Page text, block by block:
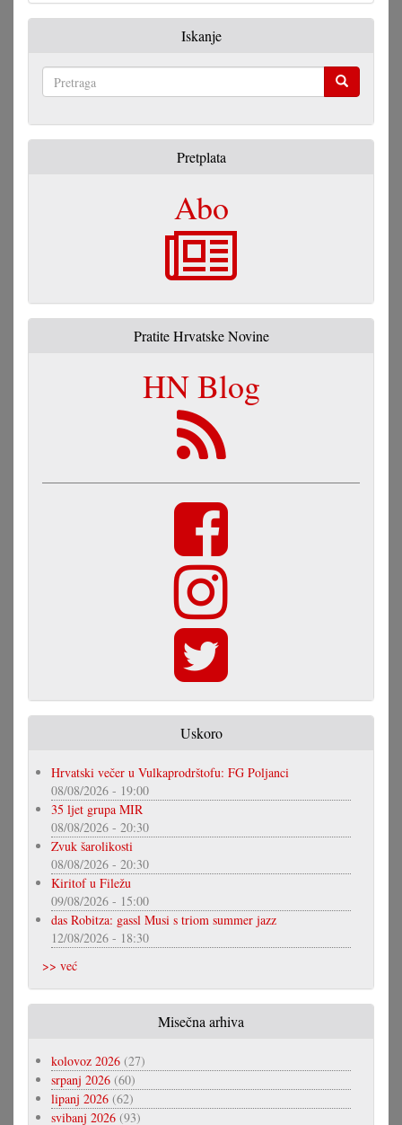
Iskanje
Pretplata
Abo
Pratite Hrvatske Novine
HN Blog
Uskoro
Hrvatski večer u Vulkaprodrštofu: FG Poljanci
08/08/2026 - 19:00
35 ljet grupa MIR
08/08/2026 - 20:30
Zvuk šarolikosti
08/08/2026 - 20:30
Kiritof u Filežu
09/08/2026 - 15:00
das Robitza: gassl Musi s triom summer jazz
12/08/2026 - 18:30
>> već
Misečna arhiva
kolovoz 2026 (27)
srpanj 2026 (60)
lipanj 2026 (62)
svibanj 2026 (93)